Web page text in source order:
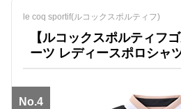
le coq sportif(ルコックスポルティフ)
【ルコックスポルティフ
ーツ レディースポロシャ
No.4